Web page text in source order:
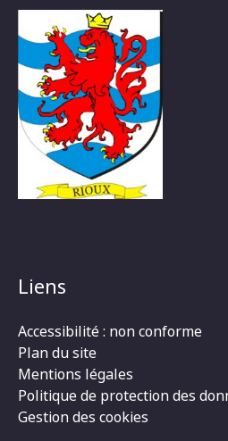
Liens
Accessibilité : non conforme
Plan du site
Mentions légales
Politique de protection des
Gestion des cookies